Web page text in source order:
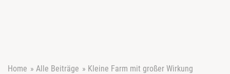
Home » Alle Beiträge » Kleine Farm mit großer Wirkung